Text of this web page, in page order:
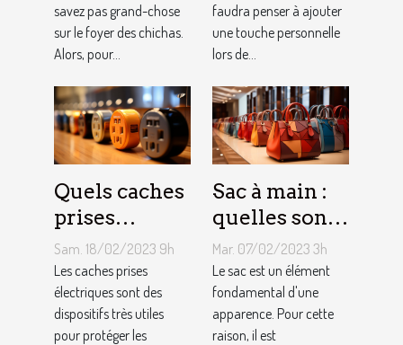
savez pas grand-chose
sur le foyer des chichas.
Alors, pour...
faudra penser à ajouter
une touche personnelle
lors de...
Quels caches
prises
électriques
choisir ?
Sam. 18/02/2023 9h
Les caches prises
électriques sont des
dispositifs très utiles
pour protéger les
Sac à main :
quelles sont
les astuces
pour faire un
choix
approprié ?
Mar. 07/02/2023 3h
Le sac est un élément
fondamental d'une
apparence. Pour cette
raison, il est